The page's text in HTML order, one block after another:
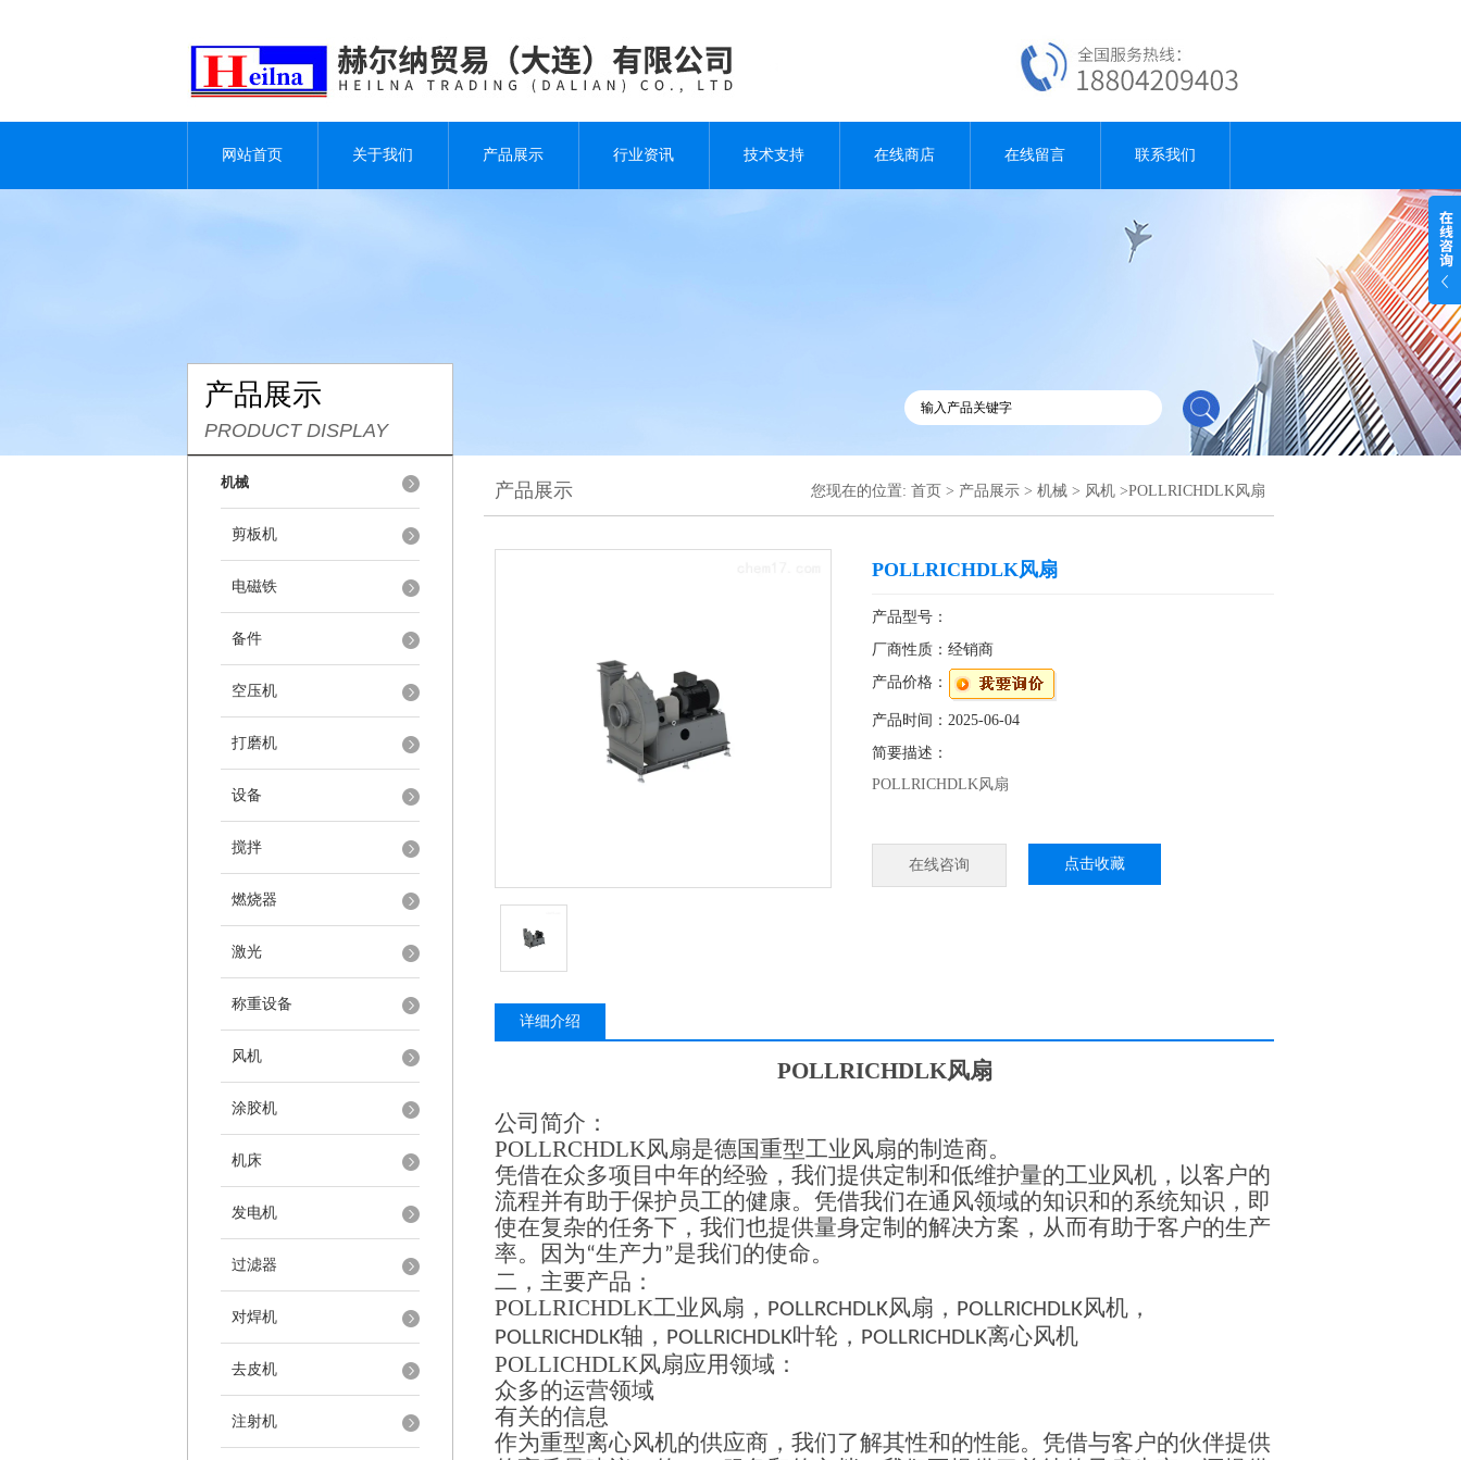
网站首页 关于我们 产品展示 行业资讯 技术支持 在线商店 在线留言 联系我们
产品展示
PRODUCT DISPLAY
机械
剪板机
电磁铁
备件
空压机
打磨机
设备
搅拌
燃烧器
激光
称重设备
风机
涂胶机
机床
发电机
过滤器
对焊机
去皮机
注射机
产品展示 您现在的位置: 首页 > 产品展示 > 机械 > 风机 >POLLRICHDLK风扇
POLLRICHDLK风扇
产品型号：
厂商性质：经销商
产品价格：
产品时间：2025-06-04
简要描述：
POLLRICHDLK风扇
POLLRIHDLK风扇是德国重型工业风扇的制造商。
凭借在众多项目中年的经验，我们提供定制和低维护量的工
在线咨询 点击收藏
详细介绍
POLLRICHDLK风扇
公司简介：
POLLRCHDLK风扇是德国重型工业风扇的制造商。
凭借在众多项目中年的经验，我们提供定制和低维护量的工业风机，以客户的
流程并有助于保护员工的健康。凭借我们在通风领域的知识和的系统知识，即
使在复杂的任务下，我们也提供量身定制的解决方案，从而有助于客户的生产
率。因为“生产力 ”是我们的使命。
二，主要产品：
POLLRICHDLK工业风扇， POLLRCHDLK风扇， POLLRICHDLK风机，
POLLRICHDLK轴， POLLRICHDLK叶轮， POLLRICHDLK离心风机
POLLICHDLK风扇应用领域 ：
众多的运营领域
有关的信息
作为重型离心风机的供应商，我们了解其性和的性能。凭借与客户的伙伴提供